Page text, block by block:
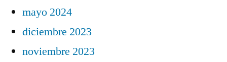
mayo 2024
diciembre 2023
noviembre 2023